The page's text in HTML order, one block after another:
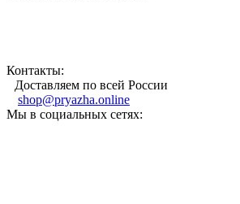
Контакты:
Доставляем по всей России
shop@pryazha.online
Мы в социальных сетях: